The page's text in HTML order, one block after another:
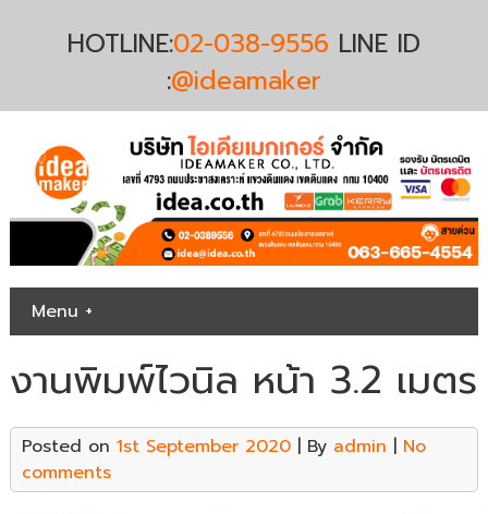
HOTLINE:02-038-9556 LINE ID
:@ideamaker
Menu +
งานพิมพ์ไวนิล หน้า 3.2 เมตร
Posted on 1st September 2020| By admin | No
comments